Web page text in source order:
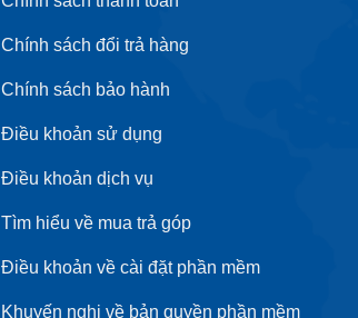
Chính sách đổi trả hàng
Chính sách bảo hành
Điều khoản sử dụng
Điều khoản dịch vụ
Tìm hiểu về mua trả góp
Điều khoản về cài đặt phần mềm
Khuyến nghị về bản quyền phần mềm